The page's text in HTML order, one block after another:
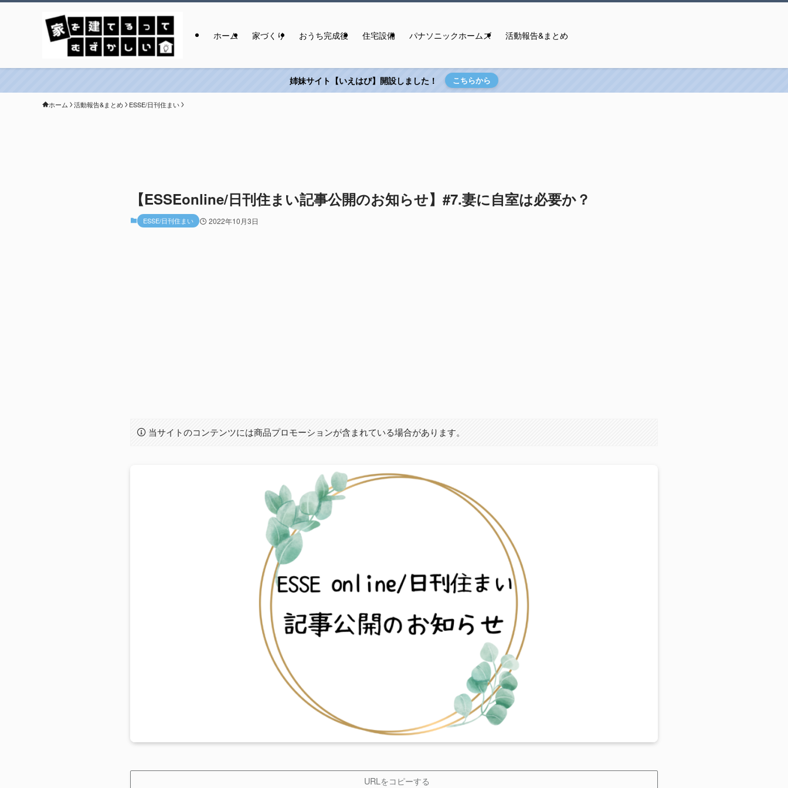
ホーム 家づくり おうち完成後 住宅設備 パナソニックホームズ 活動報告&まとめ
姉妹サイト【いえはぴ】開設しました！ こちらから
ホーム 活動報告&まとめ ESSE/日刊住まい
【ESSEonline/日刊住まい記事公開のお知らせ】#7.妻に自室は必要か？
ESSE/日刊住まい 2022年10月3日
当サイトのコンテンツには商品プロモーションが含まれている場合があります。
URLをコピーする